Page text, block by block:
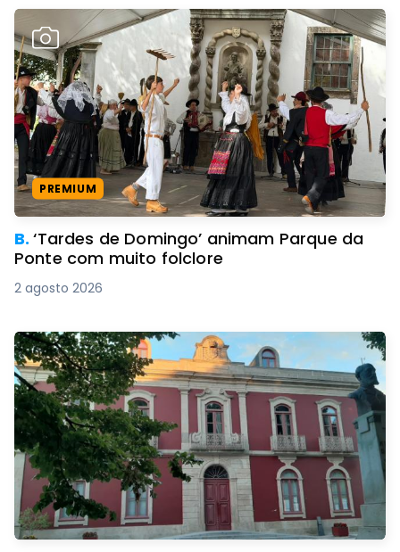
PREMIUM
B.‘Tardes de Domingo’ animam Parque da
Ponte com muito folclore
2 agosto 2026